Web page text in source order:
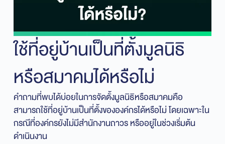
ใช้ที่อยู่บ้านเป็นที่ตั้งมูลนิธิ
หรือสมาคมได้หรือไม่
คำถามที่พบได้บ่อยในการจัดตั้งมูลนิธิหรือสมาคมคือ
สามารถใช้ที่อยู่บ้านเป็นที่ตั้งขององค์กรได้หรือไม่ โดยเฉพาะใน
กรณีที่องค์กรยังไม่มีสำนักงานถาวร หรืออยู่ในช่วงเริ่มต้น
ดำเนินงาน